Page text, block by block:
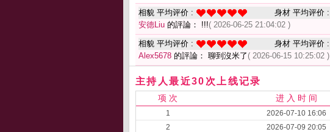
相貌 平均评价 : 身材 平均评价 :
安德Liu 的評論： !!!( 2026-06-25 21:04:02 )
相貌 平均评价 : 身材 平均评价 :
Alex5678 的評論： 聊到沒米了 ( 2026-06-15 10:25:02 )
主持人最近30次上线记录
项 次 进 入 时 间
1 2026-07-10 16:06
2
2026-07-09 20:05